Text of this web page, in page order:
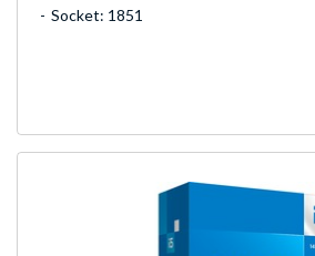
Socket: 1851